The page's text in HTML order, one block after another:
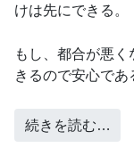
けは先にできる。
もし、都合が悪
きるので安心であ
続きを読む…